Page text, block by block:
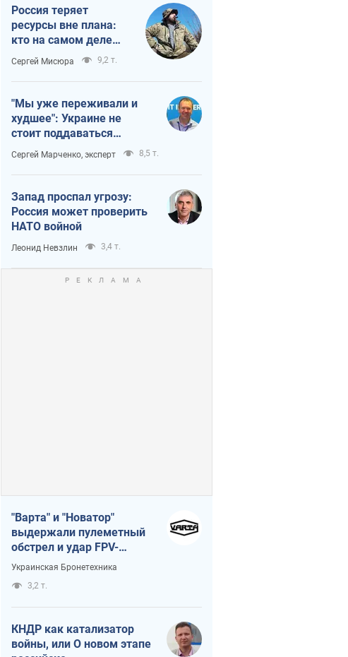
Россия теряет
ресурсы вне плана:
кто на самом деле
диктует темп войны
Сергей Мисюра 9,2 т.
"Мы уже переживали и
худшее": Украине не
стоит поддаваться
отчаянию из-за
ракетного террора
Сергей Марченко, эксперт 8,5 т.
Запад проспал угрозу:
Россия может проверить
НАТО войной
Леонид Невзлин 3,4 т.
"Варта" и "Новатор"
выдержали пулеметный
обстрел и удар FPV-
дрона, сохранив жизнь
Украинская Бронетехника
3,2 т.
КНДР как катализатор
войны, или О новом этапе